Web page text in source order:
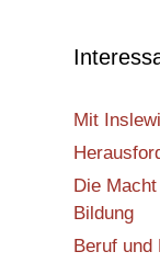
Mit
Die
Bildung
Beruf und